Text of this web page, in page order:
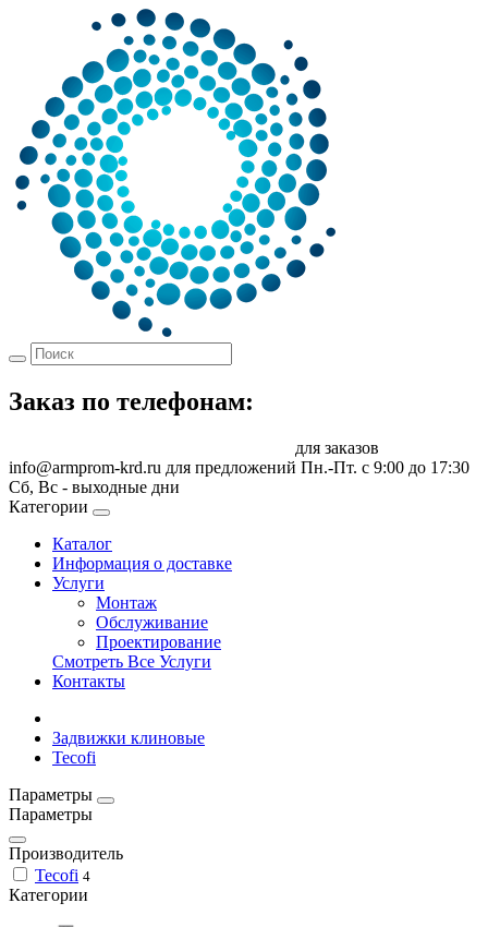
Заказ по телефонам:
для заказов
info@armprom-krd.ru для предложений Пн.-Пт. c 9:00 до 17:30
Сб, Вс - выходные дни
Категории
Каталог
Информация о доставке
Услуги
Монтаж
Обслуживание
Проектирование
Смотреть Все Услуги
Контакты
Задвижки клиновые
Tecofi
Параметры
Параметры
Производитель
Tecofi 4
Категории